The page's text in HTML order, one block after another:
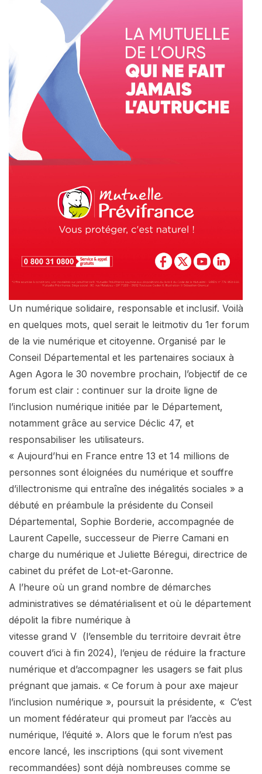
Un numérique solidaire, responsable et inclusif. Voilà
en quelques mots, quel serait le leitmotiv du 1er forum
de la vie numérique et citoyenne. Organisé par le
Conseil Départemental et les partenaires sociaux à
Agen Agora le 30 novembre prochain, l’objectif de ce
forum est clair : continuer sur la droite ligne de
l’inclusion numérique initiée par le Département,
notamment grâce au service Déclic 47, et
responsabiliser les utilisateurs.
« Aujourd’hui en France entre 13 et 14 millions de
personnes sont éloignées du numérique et souffre
d’illectronisme qui entraîne des inégalités sociales » a
débuté en préambule la présidente du Conseil
Départemental, Sophie Borderie, accompagnée de
Laurent Capelle, successeur de Pierre Camani en
charge du numérique et Juliette Béregui, directrice de
cabinet du préfet de Lot-et-Garonne.
A l’heure où un grand nombre de démarches
administratives se dématérialisent et où le département
dépolit la fibre numérique à
vitesse grand V (l’ensemble du territoire devrait être
couvert d’ici à fin 2024), l’enjeu de réduire la fracture
numérique et d’accompagner les usagers se fait plus
prégnant que jamais. « Ce forum à pour axe majeur
l’inclusion numérique », poursuit la présidente, « C’est
un moment fédérateur qui promeut par l’accès au
numérique, l’équité ». Alors que le forum n’est pas
encore lancé, les inscriptions (qui sont vivement
recommandées) sont déjà nombreuses comme se